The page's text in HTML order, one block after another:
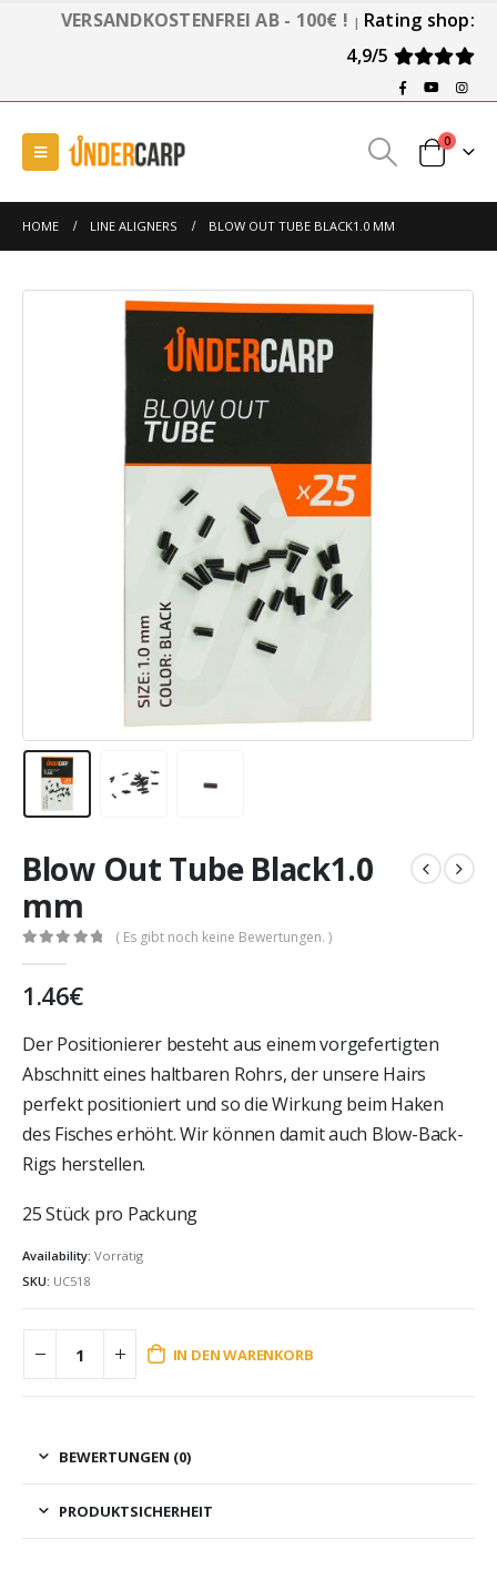
VERSANDKOSTENFREI AB - 100€ ! | Rating shop:
4,9/5
0
HOME LINE ALIGNERS BLOW OUT TUBE BLACK1.0 MM
Blow Out Tube Black1.0
mm
( Es gibt noch keine Bewertungen. )
1.46€
Der Positionierer besteht aus einem vorgefertigten
Abschnitt eines haltbaren Rohrs, der unsere Hairs
perfekt positioniert und so die Wirkung beim Haken
des Fisches erhöht. Wir können damit auch Blow-Back-
Rigs herstellen.
25 Stück pro Packung
Availability: Vorrätig
SKU: UC518
IN DEN WARENKORB
BEWERTUNGEN (0)
PRODUKTSICHERHEIT